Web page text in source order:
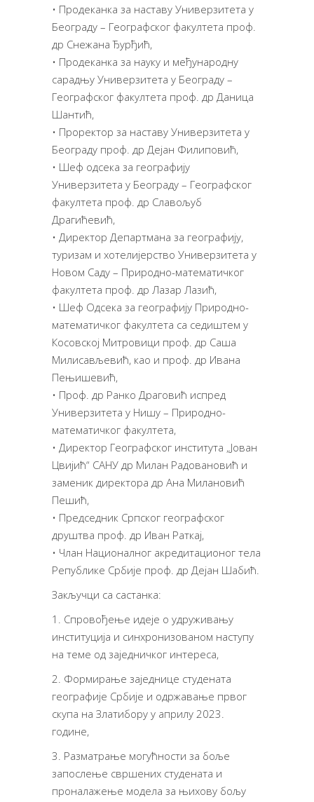
• Продеканка за наставу Универзитета у
Београду – Географског факултета проф.
др Снежана Ђурђић,
• Продеканка за науку и међународну
сарадњу Универзитета у Београду –
Географског факултета проф. др Даница
Шантић,
• Проректор за наставу Универзитета у
Београду проф. др Дејан Филиповић,
• Шеф одсека за географију
Универзитета у Београду – Географског
факултета проф. др Славољуб
Драгићевић,
• Директор Департмана за географију,
туризам и хотелијерство Универзитета у
Новом Саду – Природно-математичког
факултета проф. др Лазар Лазић,
• Шеф Одсека за географију Природно-
математичког факултета са седиштем у
Косовској Митровици проф. др Саша
Милисављевић, као и проф. др Ивана
Пењишевић,
• Проф. др Ранко Драговић испред
Универзитета у Нишу – Природно-
математичког факултета,
• Директор Географског института „Јован
Цвијић“ САНУ др Милан Радовановић и
заменик директора др Ана Милановић
Пешић,
• Председник Српског географског
друштва проф. др Иван Раткај,
• Члан Националног акредитационог тела
Републике Србије проф. др Дејан Шабић.
Закључци са састанка:
1. Спровођење идеје о удруживању
институција и синхронизованом наступу
на теме од заједничког интереса,
2. Формирање заједнице студената
географије Србије и одржавање првог
скупа на Златибору у априлу 2023.
године,
3. Разматрање могућности за боље
запослење свршених студената и
проналажење модела за њихову бољу